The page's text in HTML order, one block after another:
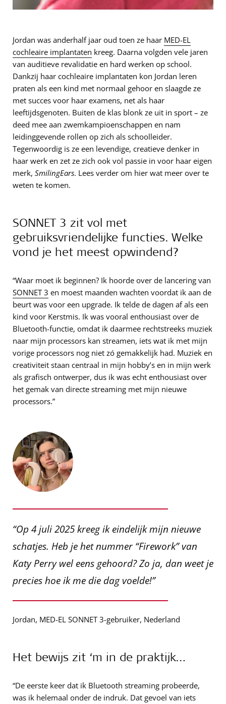
Jordan was anderhalf jaar oud toen ze haar MED-EL
cochleaire implantaten kreeg. Daarna volgden vele jaren
van auditieve revalidatie en hard werken op school.
Dankzij haar cochleaire implantaten kon Jordan leren
praten als een kind met normaal gehoor en slaagde ze
met succes voor haar examens, net als haar
leeftijdsgenoten. Buiten de klas blonk ze uit in sport – ze
deed mee aan zwemkampioenschappen en nam
leidinggevende rollen op zich als schoolleider.
Tegenwoordig is ze een levendige, creatieve denker in
haar werk en zet ze zich ook vol passie in voor haar eigen
merk, SmilingEars. Lees verder om hier wat meer over te
weten te komen.
SONNET 3 zit vol met
gebruiksvriendelijke functies. Welke
vond je het meest opwindend?
“Waar moet ik beginnen? Ik hoorde over de lancering van
SONNET 3 en moest maanden wachten voordat ik aan de
beurt was voor een upgrade. Ik telde de dagen af als een
kind voor Kerstmis. Ik was vooral enthousiast over de
Bluetooth-functie, omdat ik daarmee rechtstreeks muziek
naar mijn processors kan streamen, iets wat ik met mijn
vorige processors nog niet zó gemakkelijk had. Muziek en
creativiteit staan centraal in mijn hobby’s en in mijn werk
als grafisch ontwerper, dus ik was echt enthousiast over
het gemak van directe streaming met mijn nieuwe
processors.”
“Op 4 juli 2025 kreeg ik eindelijk mijn nieuwe
schatjes. Heb je het nummer “Firework” van
Katy Perry wel eens gehoord? Zo ja, dan weet je
precies hoe ik me die dag voelde!”
Jordan, MED-EL SONNET 3-gebruiker, Nederland
Het bewijs zit ‘m in de praktijk…
“De eerste keer dat ik Bluetooth streaming probeerde,
was ik helemaal onder de indruk. Dat gevoel van iets